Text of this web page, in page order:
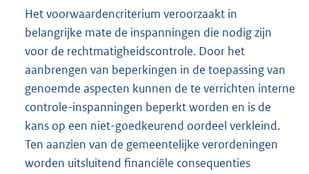
Het voorwaardencriterium veroorzaakt in
belangrijke mate de inspanningen die nodig zijn
voor de rechtmatigheidscontrole. Door het
aanbrengen van beperkingen in de toepassing van
genoemde aspecten kunnen de te verrichten interne
controle-inspanningen beperkt worden en is de
kans op een niet-goedkeurend oordeel verkleind.
Ten aanzien van de gemeentelijke verordeningen
worden uitsluitend financiële consequenties